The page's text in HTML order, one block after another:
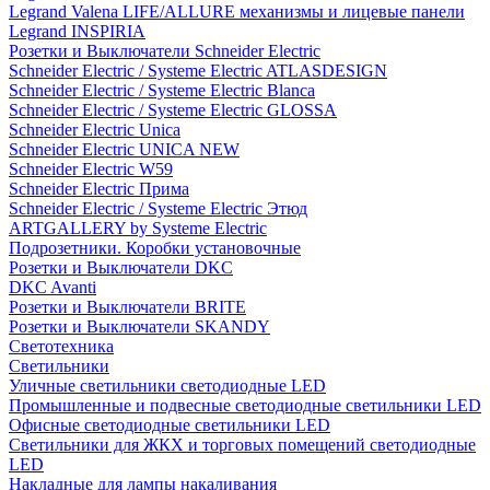
Legrand Valena LIFE/ALLURE механизмы и лицевые панели
Legrand INSPIRIA
Розетки и Выключатели Schneider Electric
Schneider Electric / Systeme Electric ATLASDESIGN
Schneider Electric / Systeme Electric Blanca
Schneider Electric / Systeme Electric GLOSSA
Schneider Electric Unica
Schneider Electric UNICA NEW
Schneider Electric W59
Schneider Electric Прима
Schneider Electric / Systeme Electric Этюд
ARTGALLERY by Systeme Electric
Подрозетники. Коробки установочные
Розетки и Выключатели DKC
DKC Avanti
Розетки и Выключатели BRITE
Розетки и Выключатели SKANDY
Светотехника
Светильники
Уличные светильники светодиодные LED
Промышленные и подвесные светодиодные светильники LED
Офисные светодиодные светильники LED
Светильники для ЖКХ и торговых помещений светодиодные
LED
Накладные для лампы накаливания